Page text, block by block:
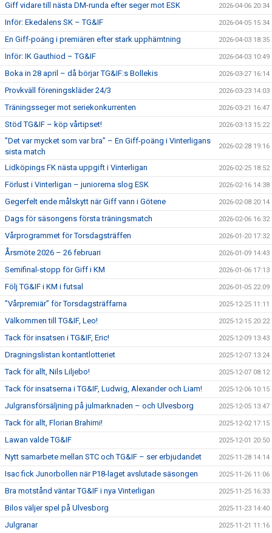
Giff vidare till nästa DM-runda efter seger mot ESK 2026-04-06 20:34
Inför: Ekedalens SK – TG&IF 2026-04-05 15:34
En Giff-poäng i premiären efter stark upphämtning 2026-04-03 18:35
Inför: IK Gauthiod – TG&IF 2026-04-03 10:49
Boka in 28 april – då börjar TG&IF:s Bollekis 2026-03-27 16:14
Provkväll föreningskläder 24/3 2026-03-23 14:03
Träningsseger mot seriekonkurrenten 2026-03-21 16:47
Stöd TG&IF – köp vårtipset! 2026-03-13 15:22
”Det var mycket som var bra” – En Giff-poäng i Vinterligans
sista match
2026-02-28 19:16
Lidköpings FK nästa uppgift i Vinterligan 2026-02-25 18:52
Förlust i Vinterligan – juniorerna slog ESK 2026-02-16 14:38
Gegerfelt ende målskytt när Giff vann i Götene 2026-02-08 20:14
Dags för säsongens första träningsmatch 2026-02-06 16:32
Vårprogrammet för Torsdagsträffen 2026-01-20 17:32
Årsmöte 2026 – 26 februari 2026-01-09 14:43
Semifinal-stopp för Giff i KM 2026-01-06 17:13
Följ TG&IF i KM i futsal 2026-01-05 22:09
”Vårpremiär” för Torsdagsträffarna 2025-12-25 11:11
Välkommen till TG&IF, Leo! 2025-12-15 20:22
Tack för insatsen i TG&IF, Eric! 2025-12-09 13:43
Dragningslistan kontantlotteriet 2025-12-07 13:24
Tack för allt, Nils Liljebo! 2025-12-07 08:12
Tack för insatserna i TG&IF, Ludwig, Alexander och Liam! 2025-12-06 10:15
Julgransförsäljning på julmarknaden – och Ulvesborg 2025-12-05 13:47
Tack för allt, Florian Brahimi! 2025-12-02 17:15
Lawan valde TG&IF 2025-12-01 20:50
Nytt samarbete mellan STC och TG&IF – ser erbjudandet 2025-11-28 14:14
Isac fick Junorbollen när P18-laget avslutade säsongen 2025-11-26 11:06
Bra motstånd väntar TG&IF i nya Vinterligan 2025-11-25 16:33
Bilos väljer spel på Ulvesborg 2025-11-23 14:40
Julgranar 2025-11-21 11:16